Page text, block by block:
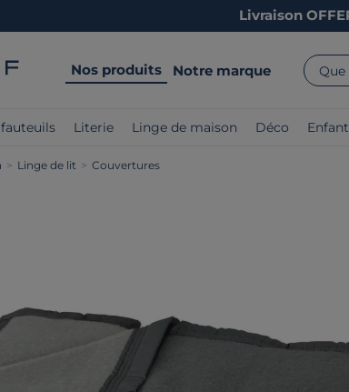
Livraison
Nos produits Notre marque Que
Literie Linge de maison Déco Enfant
> Linge de lit > Couvertures